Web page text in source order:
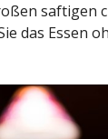
saftigen
das Essen